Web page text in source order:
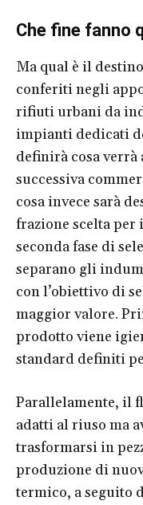
Che fine fanno
Ma qual è il
conferiti negli
rifiuti urbani da
impianti dedicati
definirà cosa verrà
successiva
cosa invece sarà
frazione scelta per
seconda fase di
separano gli
con l’obiettivo di
maggior valore.
prodotto viene
standard definiti
Parallelamente, il
adatti al riuso ma
trasformarsi in
produzione di
termico, a seguito